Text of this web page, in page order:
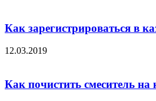
Как зарегистрироваться в
12.03.2019
Как почистить смеситель на